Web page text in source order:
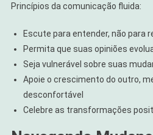
Princípios da comunicação fluida:
Escute para entender, não para
Permita que suas opiniões
Seja vulnerável sobre suas
Apoie o crescimento do outro,
desconfortável
Celebre as transformações